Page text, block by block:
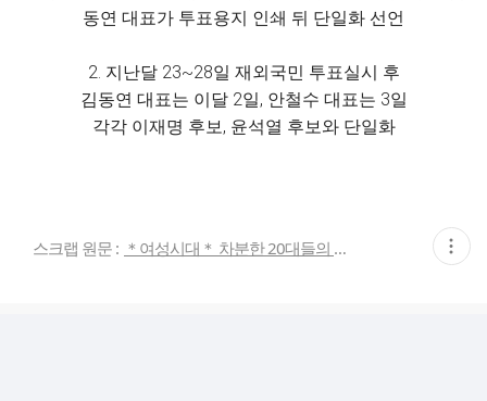
동연 대표가 투표용지 인쇄 뒤 단일화 선언
2. 지난달 23~28일 재외국민 투표실시 후
김동연 대표는 이달 2일, 안철수 대표는 3일
각각 이재명 후보, 윤석열 후보와 단일화
스크랩 원문 : ＊여성시대＊ 차분한 20대들의 알흠다운 공간 현
재